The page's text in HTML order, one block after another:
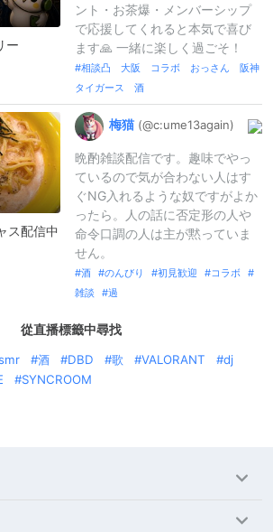
ー
ント・お茶爆・メンバーシップ
で応援してくれると本気で喜び
ます🙏 一緒に楽しく過ごそ！
相談凸 大阪 コラボ おっさん 阪神
タイガース 酒
ス配信中
梅猫 (@c:ume13again)
晩酌雑談配信です。趣味でやっ
ているので気が合わない人はす
ぐNG入れるような奴ですがよか
ったら。人の話に否定形の人や
命令口調の人は主が黙っていま
せん。
酒 のんびり 初見歓迎
コラボ
雑談
過
從直播標籤中尋找
酒 DBD 歌 VALORANT
dj
SYNCROOM